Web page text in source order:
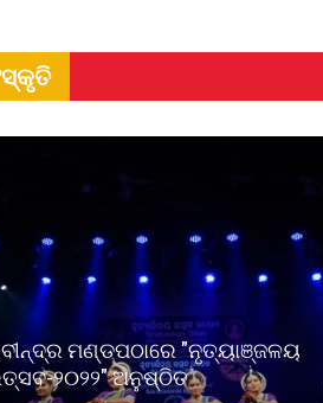
ମଣ୍ଡପଠାରେ "ନୃତ୍ୟାଞ୍ଜଳୟ
୨୦୨୨" ଅନୁଷ୍ଠିତ